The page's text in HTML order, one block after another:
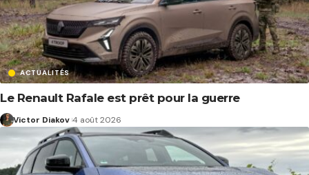
ACTUALITÉS
Le Renault Rafale est prêt pour la guerre
Victor Diakov 4 août 2026